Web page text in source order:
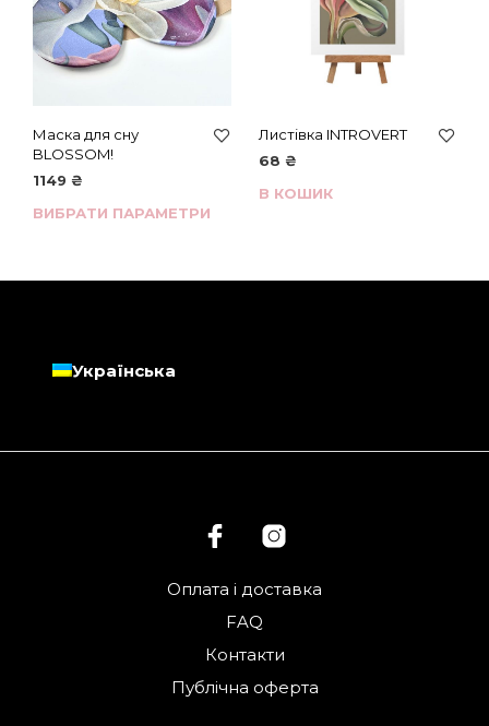
Маска для сну
BLOSSOM!
1149 ₴
ВИБРАТИ ПАРАМЕТРИ
Листівка INTROVERT
68 ₴
В КОШИК
Українська
Оплата і доставка
FAQ
Контакти
Публічна оферта